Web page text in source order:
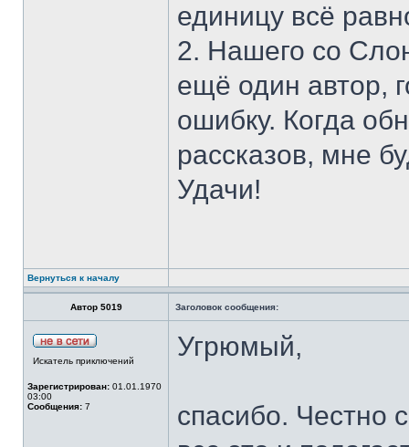
единицу всё
2. Нашего со
ещё один автор,
ошибку. Когда
рассказов, мне
Удачи!
Вернуться к началу
Автор 5019 Заголовок сообщения:
Искатель приключений
Зарегистрирован: 01.01.1970
03:00
Сообщения: 7
Угрюмый,
спасибо. Честно